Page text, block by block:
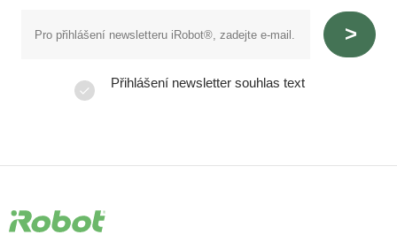
Přihlášení newsletter souhlas text